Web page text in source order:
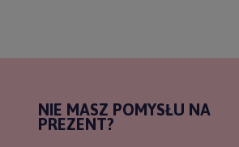
NIE MASZ POMYSŁU NA
PREZENT?